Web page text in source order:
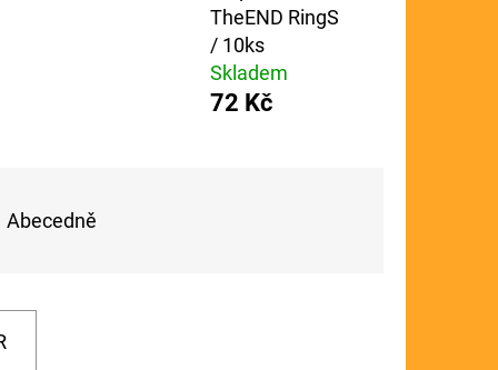
TheEND RingS
/ 10ks
Skladem
72 Kč
Abecedně